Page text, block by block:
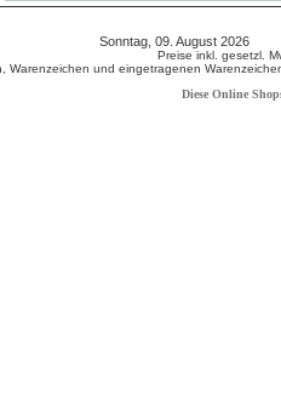
Sonntag, 09. August 2026
Preise inkl. gesetzl.
Warenzeichen und eingetragenen
Diese Online